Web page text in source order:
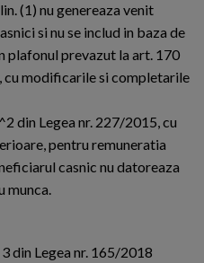
(1) nu genereaza venit
si nu se includ in baza de
plafonul prevazut la art. 170
cu modificarile si completarile
din Legea nr. 227/2015, cu
pentru remuneratia
casnic nu datoreaza
munca.
din Legea nr. 165/2018